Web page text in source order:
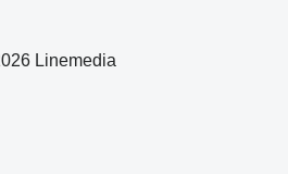
Linemedia